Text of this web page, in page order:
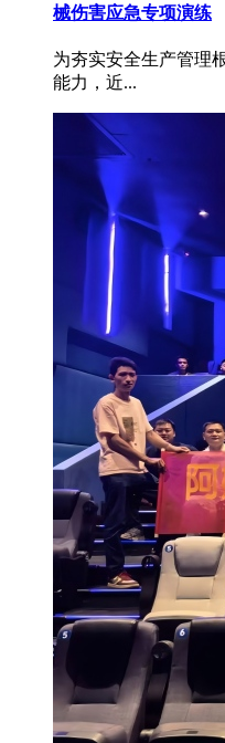
械伤害应急专项演练
为夯实安全生产管理
能力，近...